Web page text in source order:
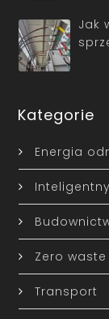
Jak
Kategorie
Energia
Zero waste
Transport